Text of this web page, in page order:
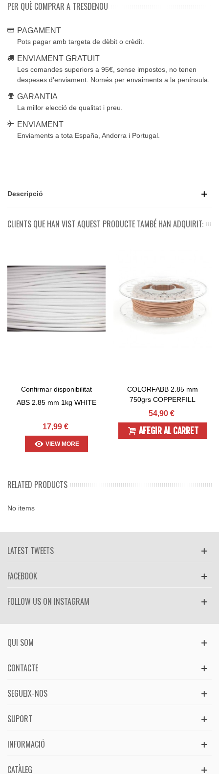
PER QUÈ COMPRAR A TRESDENOU
PAGAMENT
Pots pagar amb targeta de dèbit o crèdit.
ENVIAMENT GRATUIT
Les comandes superiors a 95€, sense impostos, no tenen
despeses d'enviament. Només per envaiments a la península.
GARANTIA
La millor elecció de qualitat i preu.
ENVIAMENT
Enviaments a tota España, Andorra i Portugal.
Descripció
CLIENTS QUE HAN VIST AQUEST PRODUCTE TAMBÉ HAN ADQUIRIT:
Confirmar disponibilitat
ABS 2.85 mm 1kg WHITE
17,99 €
VIEW MORE
COLORFABB 2.85 mm
750grs COPPERFILL
54,90 €
AFEGIR AL CARRET
RELATED PRODUCTS
No items
LATEST TWEETS
FACEBOOK
FOLLOW US ON INSTAGRAM
QUI SOM
CONTACTE
SEGUEIX-NOS
SUPORT
INFORMACIÓ
CATÀLEG